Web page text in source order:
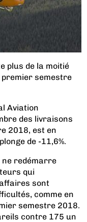
plus de la moitié
premier semestre
Aviation
des livraisons
2018, est en
de -11,6%.
ne redémarre
qui
sont
comme en
semestre 2018.
contre 175 un